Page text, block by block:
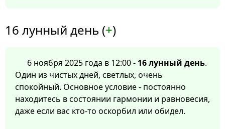
16 лунный день (+)
6 ноября 2025 года в 12:00 - 16 лунный день.
Один из чистых дней, светлых, очень
спокойный. Основное условие - постоянно
находитесь в состоянии гармонии и равновесия,
даже если вас кто-то оскорбил или обидел.